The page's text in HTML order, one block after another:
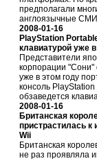
предполагали
англоязычные
2008-01-16
PlayStation
клавиатурой уже
Представители
корпорации "Сони"
уже в этом году
консоль
обзаведется
2008-01-16
Британская
пристрастилась к
Wii
Британская
не раз проявляла